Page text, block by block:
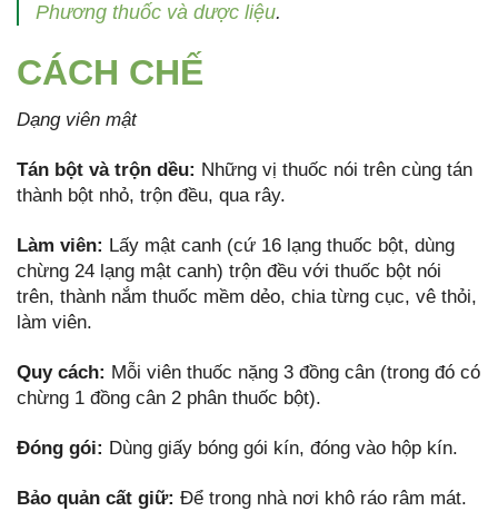
Phương thuốc và dược liệu.
CÁCH CHẾ
Dạng viên mật
Tán bột và trộn dều: Những vị thuốc nói trên cùng tán
thành bột nhỏ, trộn đều, qua rây.
Làm viên: Lấy mật canh (cứ 16 lạng thuốc bột, dùng
chừng 24 lạng mật canh) trộn đều với thuốc bột nói
trên, thành nắm thuốc mềm dẻo, chia từng cục, vê thỏi,
làm viên.
Quy cách: Mỗi viên thuốc nặng 3 đồng cân (trong đó có
chừng 1 đồng cân 2 phân thuốc bột).
Đóng gói: Dùng giấy bóng gói kín, đóng vào hộp kín.
Bảo quản cất giữ: Để trong nhà nơi khô ráo râm mát.